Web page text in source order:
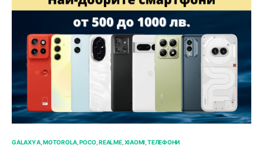
GALAXY A MOTOROLA POCO REALME XIAOMI ТЕЛЕФОНИ